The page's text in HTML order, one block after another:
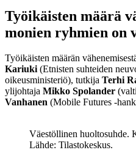
Työikäisten määrä
monien ryhmien on
Työikäisten määrän
Kariuki(Etnisten suhteiden
oikeusministeriö), tutkija Terhi
ylijohtaja Mikko Spolander
Vanhanen (Mobile Futures -
Väestöllinen huoltosuhde.
Lähde: Tilastokeskus.